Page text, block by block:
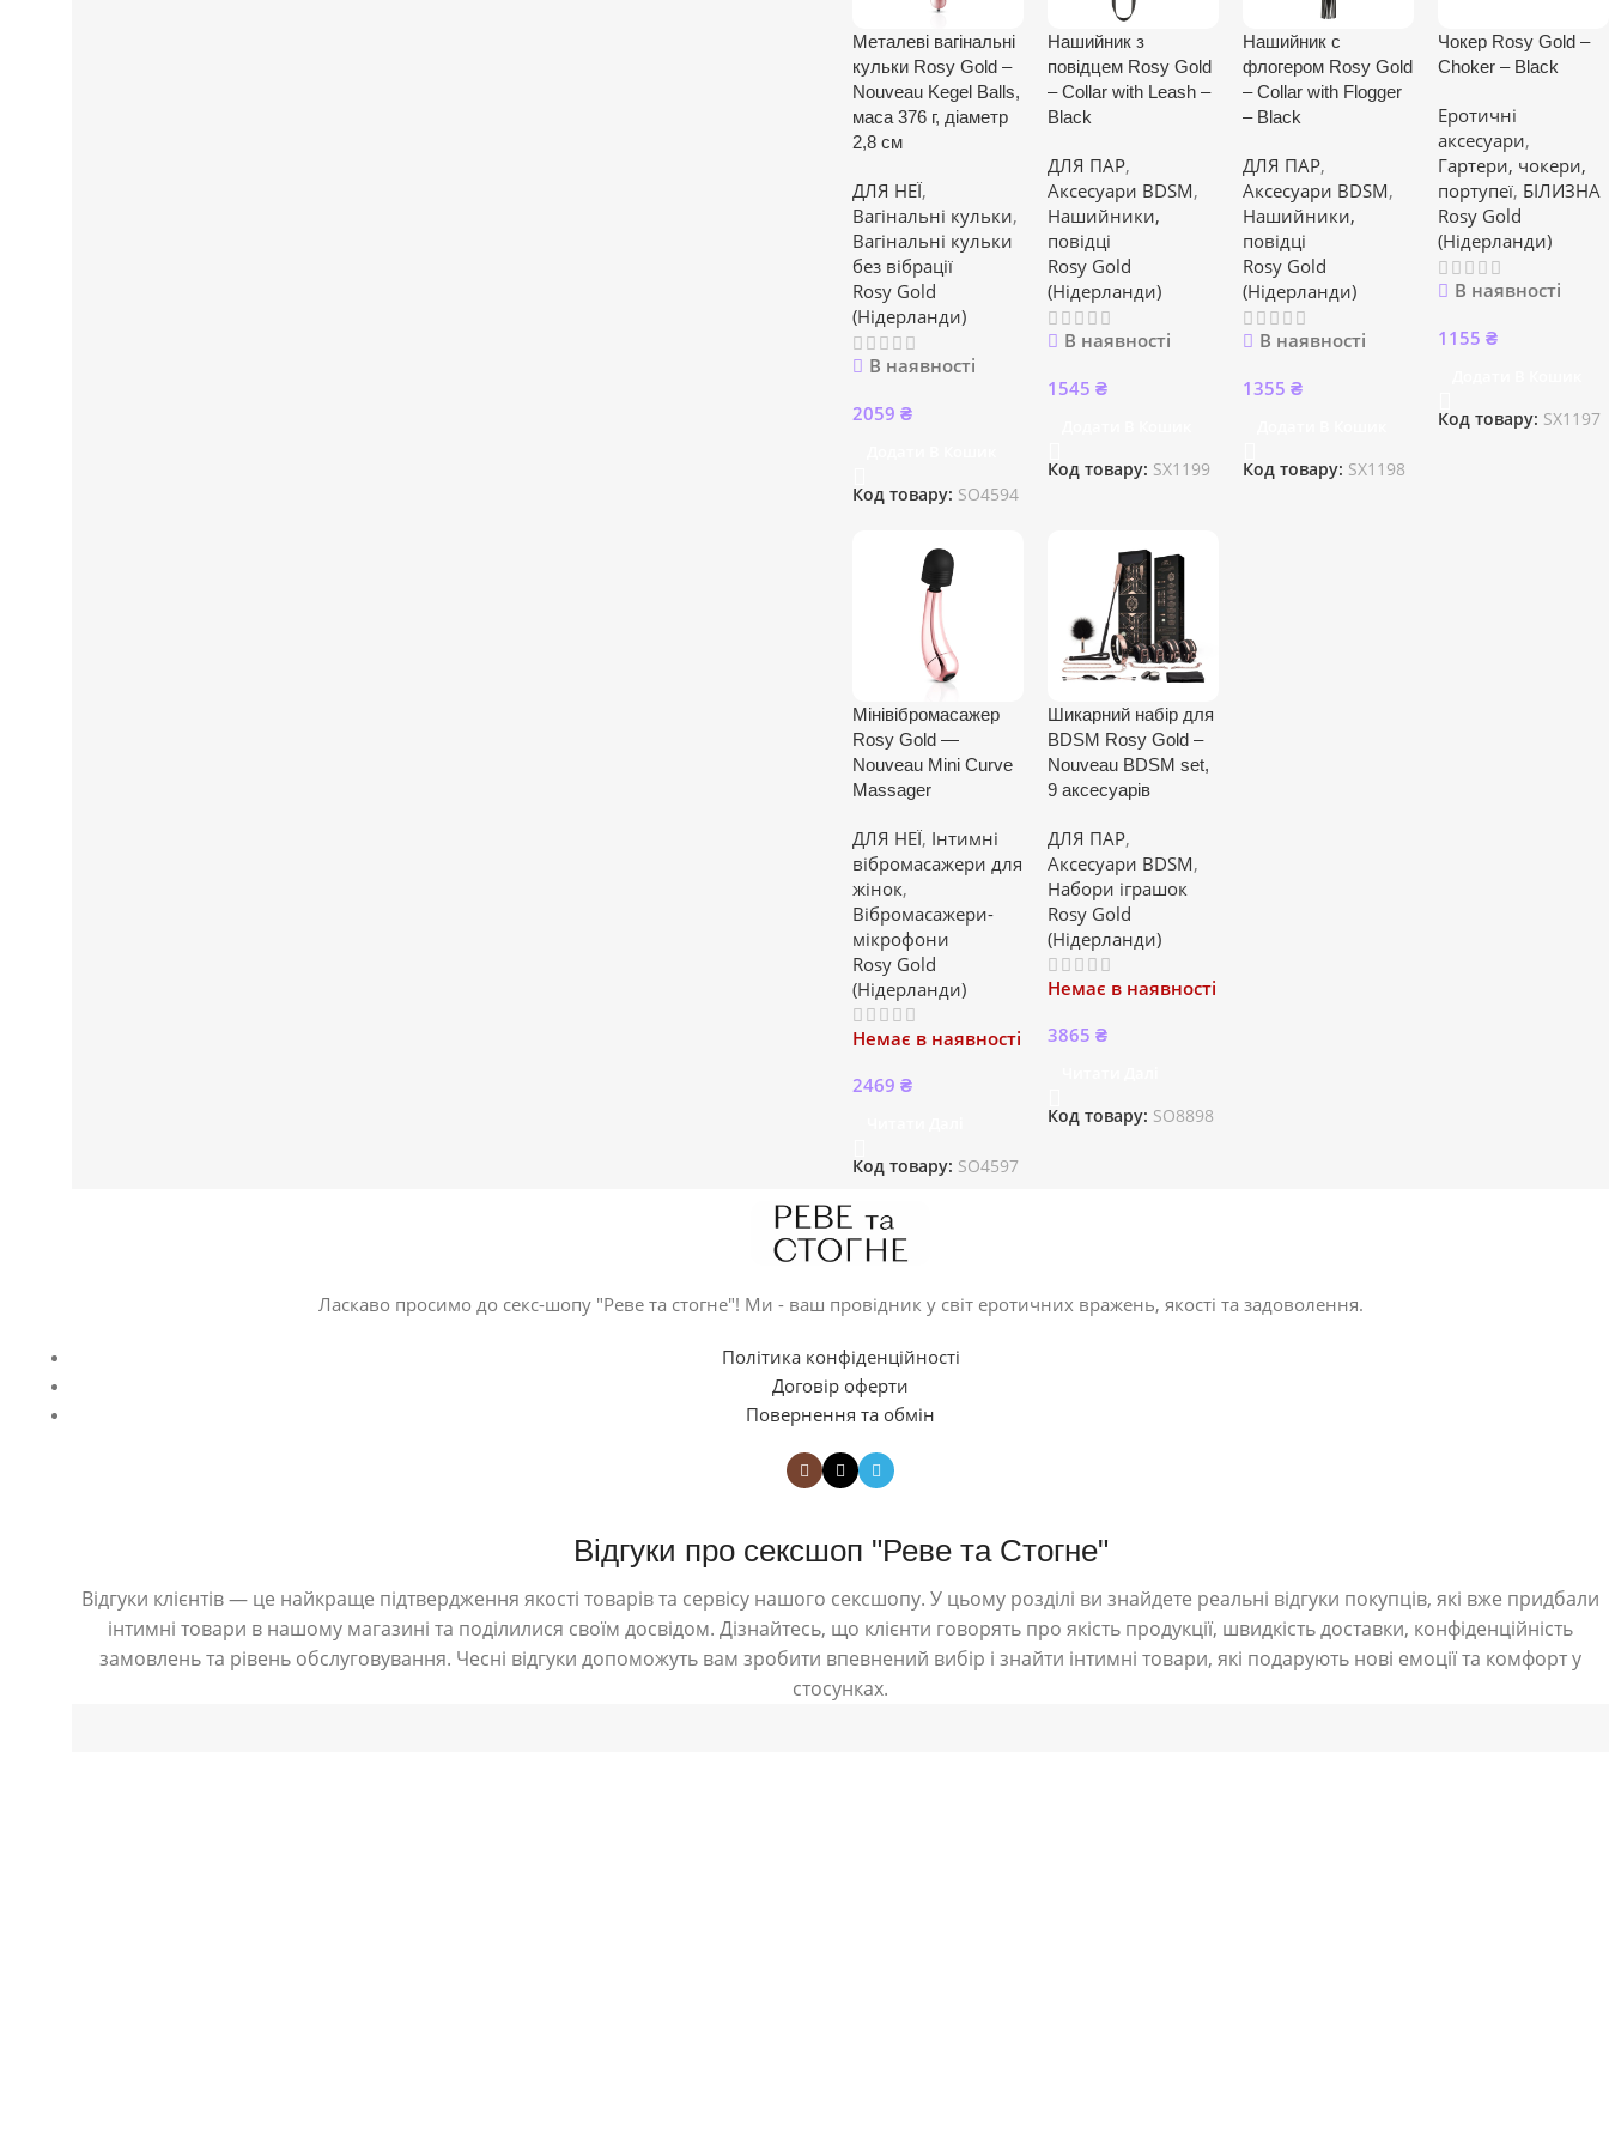
Металеві вагінальні
кульки Rosy Gold –
Nouveau Kegel Balls,
маса 376 г, діаметр
2,8 см
ДЛЯ НЕЇ,
Вагінальні кульки,
Вагінальні кульки
без вібрації
Rosy Gold
(Нідерланди)
В наявності
2059 ₴
Код товару: SO4594
Нашийник з
повідцем Rosy Gold
– Collar with Leash –
Black
ДЛЯ ПАР,
Аксесуари BDSM,
Нашийники,
повідці
Rosy Gold
(Нідерланди)
В наявності
1545 ₴
Код товару: SX1199
Нашийник с
флогером Rosy Gold
– Collar with Flogger
– Black
ДЛЯ ПАР,
Аксесуари BDSM,
Нашийники,
повідці
Rosy Gold
(Нідерланди)
В наявності
1355 ₴
Код товару: SX1198
Чокер Rosy Gold –
Choker – Black
Еротичні
аксесуари,
Гартери, чокери,
портупеї, БІЛИЗНА
Rosy Gold
(Нідерланди)
В наявності
1155 ₴
Код товару: SX1197
Мінівібромасажер
Rosy Gold —
Nouveau Mini Curve
Massager
ДЛЯ НЕЇ, Інтимні
вібромасажери для
жінок,
Вібромасажери-
мікрофони
Rosy Gold
(Нідерланди)
Немає в наявності
2469 ₴
Код товару: SO4597
Шикарний набір для
BDSM Rosy Gold –
Nouveau BDSM set,
9 аксесуарів
ДЛЯ ПАР,
Аксесуари BDSM,
Набори іграшок
Rosy Gold
(Нідерланди)
Немає в наявності
3865 ₴
Код товару: SO8898
Ласкаво просимо до секс-шопу "Реве та стогне"! Ми - ваш провідник у світ еротичних вражень, якості та задоволення.
Політика конфіденційності
Договір оферти
Повернення та обмін
Відгуки про сексшоп "Реве та Стогне"
Відгуки клієнтів — це найкраще підтвердження якості товарів та сервісу нашого сексшопу. У цьому розділі ви знайдете реальні відгуки покупців, які вже придбали
інтимні товари в нашому магазині та поділилися своїм досвідом. Дізнайтесь, що клієнти говорять про якість продукції, швидкість доставки, конфіденційність
замовлень та рівень обслуговування. Чесні відгуки допоможуть вам зробити впевнений вибір і знайти інтимні товари, які подарують нові емоції та комфорт у
стосунках.